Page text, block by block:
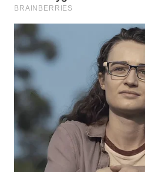
WN
TAPANULI
UTARA
WN
SAMOSIR
LAWAS
WN